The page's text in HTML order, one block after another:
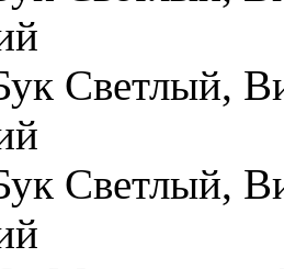
Светлый,
Светлый,